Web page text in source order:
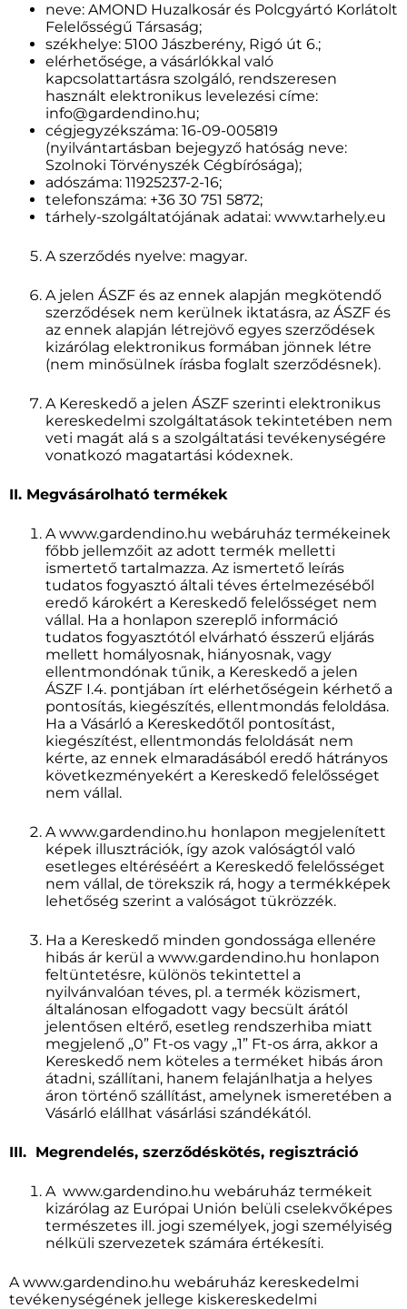
neve: AMOND Huzalkosár és Polcgyártó Korlátolt
Felelősségű Társaság;
székhelye: 5100 Jászberény, Rigó út 6.;
elérhetősége, a vásárlókkal való
kapcsolattartásra szolgáló, rendszeresen
használt elektronikus levelezési címe:
info@gardendino.hu;
cégjegyzékszáma: 16-09-005819
(nyilvántartásban bejegyző hatóság neve:
Szolnoki Törvényszék Cégbírósága);
adószáma: 11925237-2-16;
telefonszáma: +36 30 751 5872;
tárhely-szolgáltatójának adatai: www.tarhely.eu
A szerződés nyelve: magyar.
A jelen ÁSZF és az ennek alapján megkötendő
szerződések nem kerülnek iktatásra, az ÁSZF és
az ennek alapján létrejövő egyes szerződések
kizárólag elektronikus formában jönnek létre
(nem minősülnek írásba foglalt szerződésnek).
A Kereskedő a jelen ÁSZF szerinti elektronikus
kereskedelmi szolgáltatások tekintetében nem
veti magát alá s a szolgáltatási tevékenységére
vonatkozó magatartási kódexnek.
II. Megvásárolható termékek
A www.gardendino.hu webáruház termékeinek
főbb jellemzőit az adott termék melletti
ismertető tartalmazza. Az ismertető leírás
tudatos fogyasztó általi téves értelmezéséből
eredő károkért a Kereskedő felelősséget nem
vállal. Ha a honlapon szereplő információ
tudatos fogyasztótól elvárható ésszerű eljárás
mellett homályosnak, hiányosnak, vagy
ellentmondónak tűnik, a Kereskedő a jelen
ÁSZF I.4. pontjában írt elérhetőségein kérhető a
pontosítás, kiegészítés, ellentmondás feloldása.
Ha a Vásárló a Kereskedőtől pontosítást,
kiegészítést, ellentmondás feloldását nem
kérte, az ennek elmaradásából eredő hátrányos
következményekért a Kereskedő felelősséget
nem vállal.
A www.gardendino.hu honlapon megjelenített
képek illusztrációk, így azok valóságtól való
esetleges eltéréséért a Kereskedő felelősséget
nem vállal, de törekszik rá, hogy a termékképek
lehetőség szerint a valóságot tükrözzék.
Ha a Kereskedő minden gondossága ellenére
hibás ár kerül a www.gardendino.hu honlapon
feltüntetésre, különös tekintettel a
nyilvánvalóan téves, pl. a termék közismert,
általánosan elfogadott vagy becsült árától
jelentősen eltérő, esetleg rendszerhiba miatt
megjelenő „0” Ft-os vagy „1” Ft-os árra, akkor a
Kereskedő nem köteles a terméket hibás áron
átadni, szállítani, hanem felajánlhatja a helyes
áron történő szállítást, amelynek ismeretében a
Vásárló elállhat vásárlási szándékától.
III. Megrendelés, szerződéskötés, regisztráció
A www.gardendino.hu webáruház termékeit
kizárólag az Európai Unión belüli cselekvőképes
természetes ill. jogi személyek, jogi személyiség
nélküli szervezetek számára értékesíti.
A www.gardendino.hu webáruház kereskedelmi
tevékenységének jellege kiskereskedelmi